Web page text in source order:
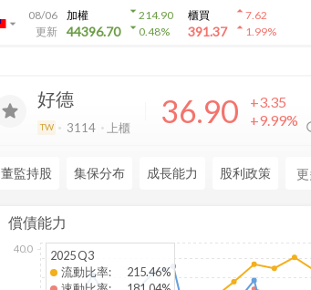
arrow_drop_down
08/06
更新
加權
44396.70
arrow_drop_down214.90
arrow_drop_down0.48%
櫃買
391.37
arrow_drop_up7.62
arrow_drop_up1.99%
好德
TW 3114 上櫃 36.90
+3.35
+9.99%
董監持股 集保分布 成長能力 股利政策
償債能力
40.0
2025 Q3
流動比率:
215.46%